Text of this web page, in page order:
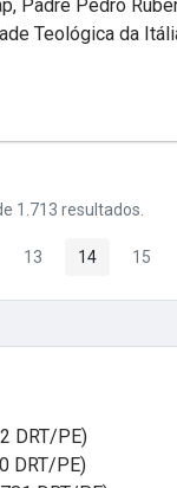
Padre Pedro
Teológica da
1.713 resultados.
intermediárias
Página
13 Página
14 15
DRT/PE)
DRT/PE)